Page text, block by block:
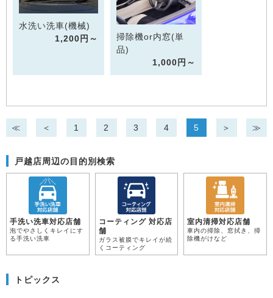
水洗い洗車(機械)
1,200円～
掃除機or内窓(単
品)
1,000円～
≪ ＜ 1 2 3 4 5 ＞ ≫
戸越店周辺の目的別検索
手洗い洗車対応店舗
泡でやさしくキレイにす
る手洗い洗車
コーティング 対応店
舗
ガラス被膜でキレイが続
くコーティング
室内清掃対応店舗
車内の掃除、窓拭き、掃
除機がけなど
トピックス